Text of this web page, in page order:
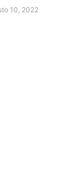
10, 2022